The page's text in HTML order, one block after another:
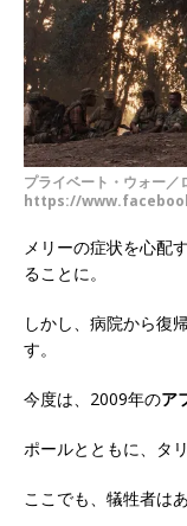
プライベート・ウォー／
https://
メリーの症状を心配
ることに。
しかし、病院から復
す。
今度は、2009年のア
ポールとともに、タ
ここでも、犠牲者は